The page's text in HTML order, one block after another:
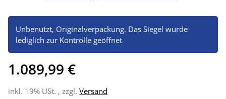
Unbenutzt, Originalverpackung. Das Siegel wurde
lediglich zur Kontrolle geöffnet
1.089,99 €
inkl. 19% USt. , zzgl. Versand